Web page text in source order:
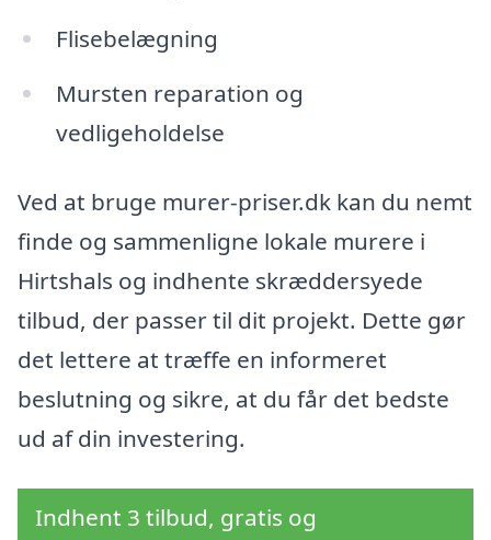
Flisebelægning
Mursten reparation og
vedligeholdelse
Ved at bruge murer-priser.dk kan du nemt
finde og sammenligne lokale murere i
Hirtshals og indhente skræddersyede
tilbud, der passer til dit projekt. Dette gør
det lettere at træffe en informeret
beslutning og sikre, at du får det bedste
ud af din investering.
Indhent 3 tilbud, gratis og